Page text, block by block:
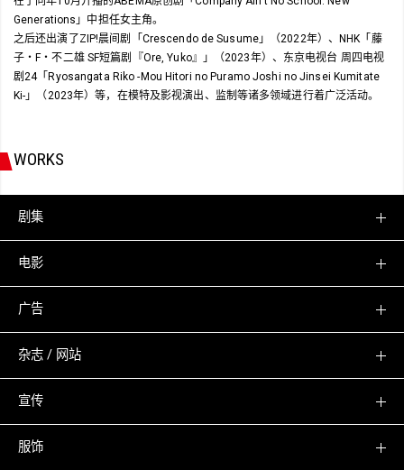
Generations」中担任女主角。
之后还出演了ZIP!晨间剧「Crescendo de Susume」（2022年）、NHK「藤
子・F・不二雄 SF短篇剧『Ore, Yuko』」（2023年）、东京电视台 周四电视
剧24「Ryosangata Riko -Mou Hitori no Puramo Joshi no Jinsei Kumitate
Ki-」（2023年）等，在模特及影视演出、监制等诸多领域进行着广泛活动。
WORKS
剧集
电影
广告
杂志 / 网站
宣传
服饰